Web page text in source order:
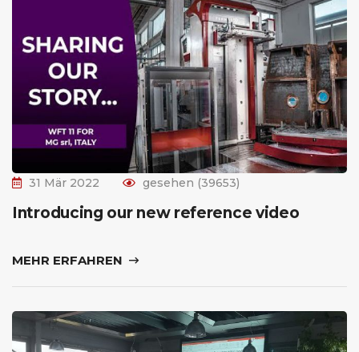
31 Mär 2022 gesehen (39653)
Introducing our new reference video
MEHR ERFAHREN